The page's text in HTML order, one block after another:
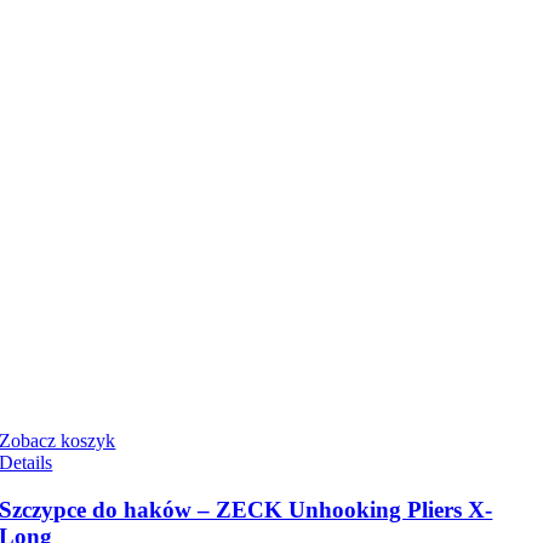
Zobacz koszyk
Details
Szczypce do haków – ZECK Unhooking Pliers X-
Long